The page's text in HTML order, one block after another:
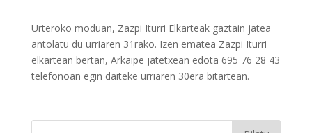
Urteroko moduan, Zazpi Iturri Elkarteak gaztain jatea
antolatu du urriaren 31rako. Izen ematea Zazpi Iturri
elkartean bertan, Arkaipe jatetxean edota 695 76 28 43
telefonoan egin daiteke urriaren 30era bitartean.